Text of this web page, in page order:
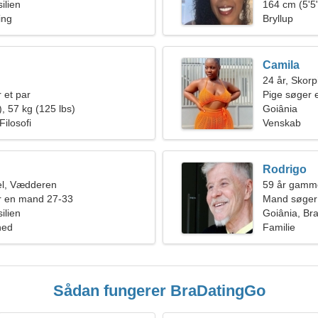
164 cm
Bryllup
et par
57 kg (125 lbs)
Camila
24 år,
Pige søger
Goiânia
Venskab
Vædderen
en mand 27-33
Rodrigo
59 år
Mand
Goiânia,
Familie
Sådan fungerer BraDatingGo